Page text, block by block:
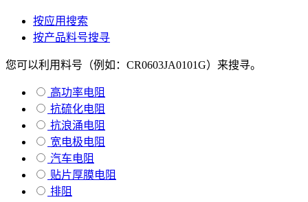
按应用搜索
按产品料号搜寻
您可以利用料号（例如：CR0603JA0101G）来搜寻。
高功率电阻
抗硫化电阻
抗浪涌电阻
宽电极电阻
汽车电阻
贴片厚膜电阻
排阻